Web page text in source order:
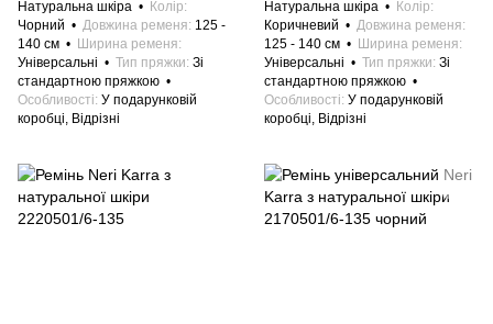
Натуральна шкіра
Колір
Чорний
Довжина ременя 125 -
140 см
Ширина ременя
Універсальні
Тип пряжки Зі
стандартною пряжкою
Особливості У подарунковій
коробці, Відрізні
Натуральна шкіра
Колір
Коричневий
Довжина ременя
125 - 140 см
Ширина ременя
Універсальні
Тип пряжки Зі
стандартною пряжкою
Особливості У подарунковій
коробці, Відрізні